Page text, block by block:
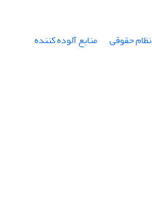
نظام حقوقی منابع آلوده کننده